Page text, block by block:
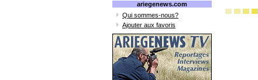
ariegenews.com
Qui sommes-nous?
Ajouter aux favoris